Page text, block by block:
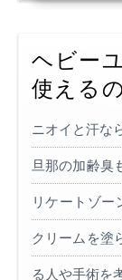
ヘビー
使える
ニオイと汗な
旦那の加齢臭
リケートゾー
クリームを塗
る人や手術を